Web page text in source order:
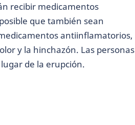
recibir medicamentos
que también sean
antiinflamatorios,
y la hinchazón. Las personas
de la erupción.